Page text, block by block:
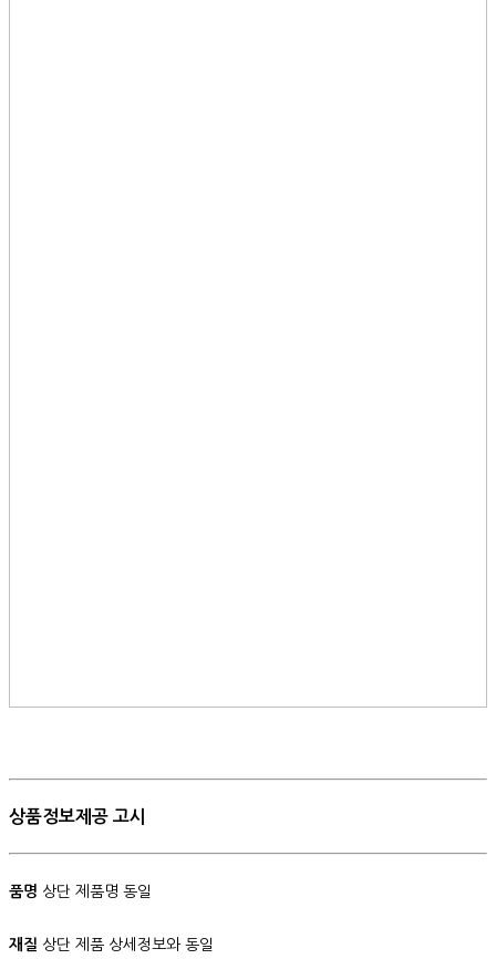
상품정보제공 고시
품명 상단 제품명 동일
재질 상단 제품 상세정보와 동일